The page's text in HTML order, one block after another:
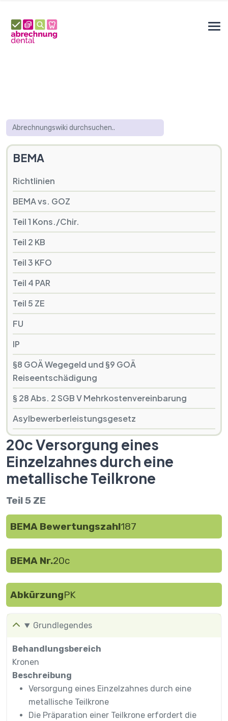
BEMA
Richtlinien
BEMA vs. GOZ
Teil 1 Kons./Chir.
Teil 2 KB
Teil 3 KFO
Teil 4 PAR
Teil 5 ZE
FU
IP
§8 GOÄ Wegegeld und §9 GOÄ
Reiseentschädigung
§ 28 Abs. 2 SGB V Mehrkostenvereinbarung
Asylbewerberleistungsgesetz
20c Versorgung eines
Einzelzahnes durch eine
metallische Teilkrone
Teil 5 ZE
BEMA Bewertungszahl187
BEMA Nr.20c
AbkürzungPK
Grundlegendes
Behandlungsbereich
Kronen
Beschreibung
Versorgung eines Einzelzahnes durch eine
metallische Teilkrone
Die Präparation einer Teilkrone erfordert die